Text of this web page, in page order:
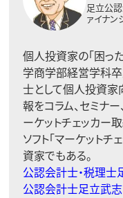
足立公
ァイナン
個人投資家の「困っ
学商学部経営学科
士として個人投資家
報をコラム、セミナ
ーケットチェッカー
ソフト「マーケット
資家でもある。
公認会計士・税理
公認会計士足立武